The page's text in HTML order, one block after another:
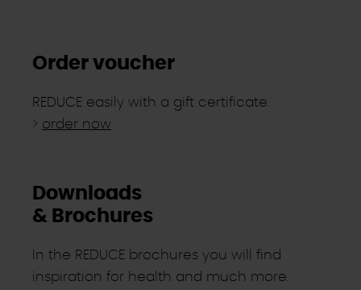
Order voucher
REDUCE easily with a gift certificate.
> order now
Downloads
& Brochures
In the REDUCE brochures you will find
inspiration for health and much more.